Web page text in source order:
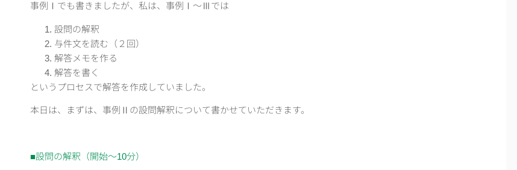
事例Ⅰでも書きましたが、私は、事例Ⅰ～Ⅲでは
設問の解釈
与件文を読む（２回）
解答メモを作る
解答を書く
というプロセスで解答を作成していました。
本日は、まずは、事例Ⅱの設問解釈について書かせていただきます。
■設問の解釈（開始～10分）